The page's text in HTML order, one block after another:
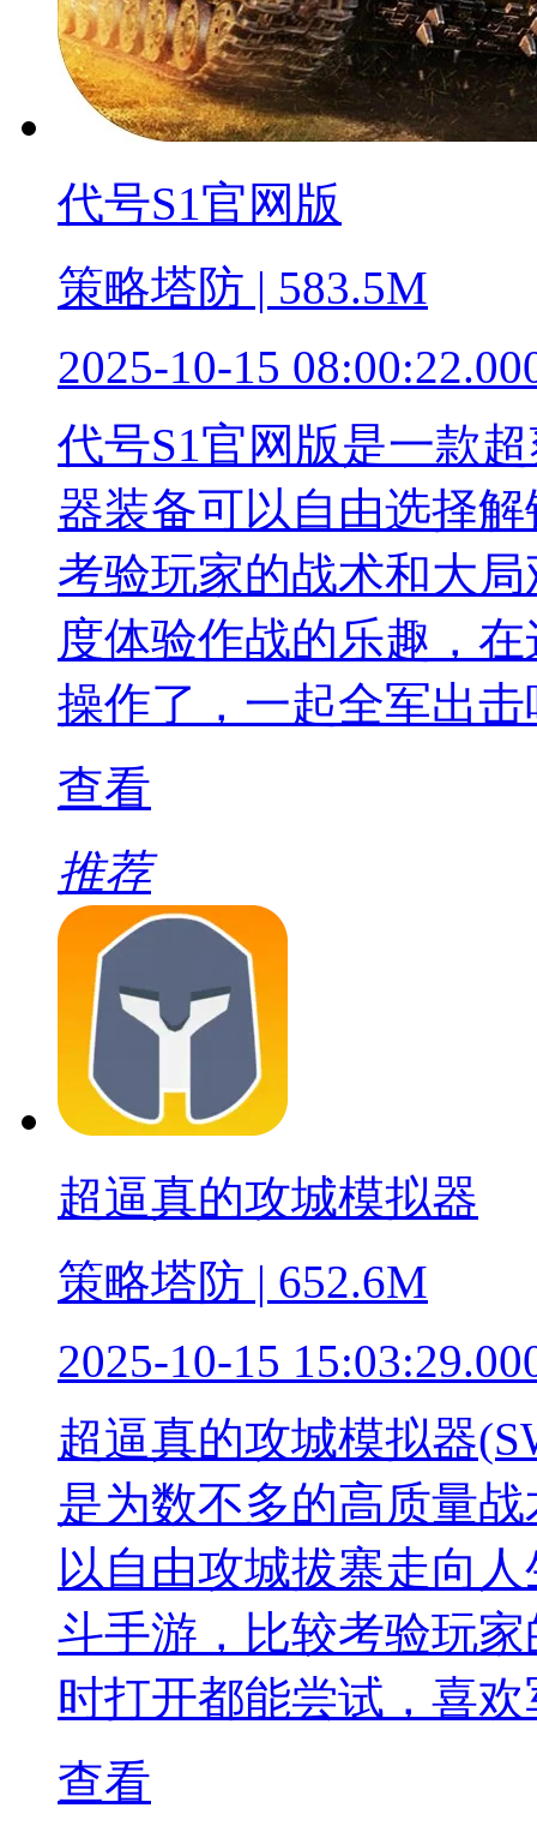
代号S1官网版
策略塔防 | 583.5M
2025-10-15
代号S1官网版是一款
器装备可以自由选择
考验玩家的战术和大
度体验作战的乐趣，
操作了，一起全军出击
查看
推荐
超逼真的攻城模拟器
策略塔防 | 652.6M
2025-10-15
超逼真的攻城模拟器
是为数不多的高质量
以自由攻城拔寨走向
斗手游，比较考验玩
时打开都能尝试，喜
查看